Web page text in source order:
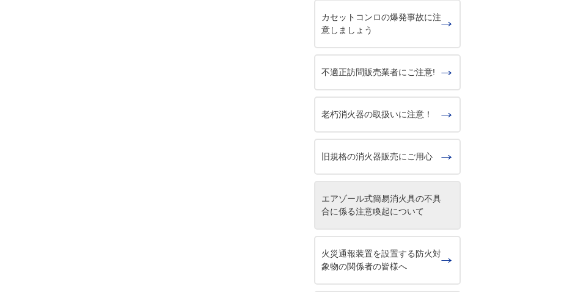
カセットコンロの爆発事故に注
意しましょう
不適正訪問販売業者にご注意!
老朽消火器の取扱いに注意！
旧規格の消火器販売にご用心
エアゾール式簡易消火具の不具
合に係る注意喚起について
火災通報装置を設置する防火対
象物の関係者の皆様へ